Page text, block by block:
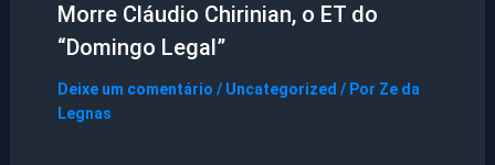
Morre Cláudio Chirinian, o ET do
“Domingo Legal”
Deixe um comentário / Uncategorized / Por Ze da
Legnas